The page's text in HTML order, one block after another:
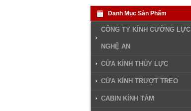
Danh Mục Sản Phẩm
CÔNG TY KÍNH CƯỜNG LỰC
NGHỆ AN
CỬA KÍNH THỦY LỰC
CỬA KÍNH TRƯỢT TREO
CABIN KÍNH TẮM